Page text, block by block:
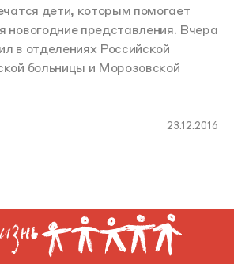
дети, которым помогает
новогодние представления. Вчера
в отделениях Российской
больницы и Морозовской
23.12.2016